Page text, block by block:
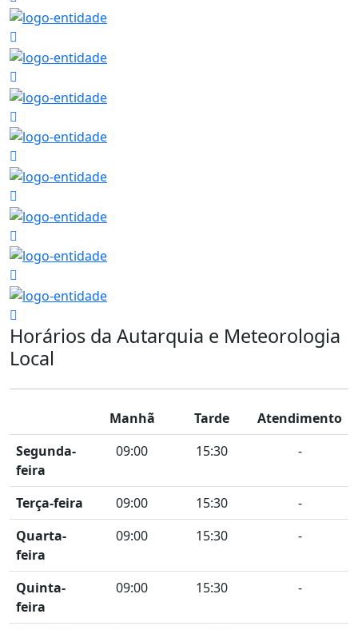
Horários da Autarquia e Meteorologia
Local
Manhã Tarde
Atendimento
Segunda-
feira
09:00 15:30 -
Terça-feira 09:00 15:30
-
Quarta-
feira
09:00 15:30 -
Quinta-
feira
09:00 15:30 -